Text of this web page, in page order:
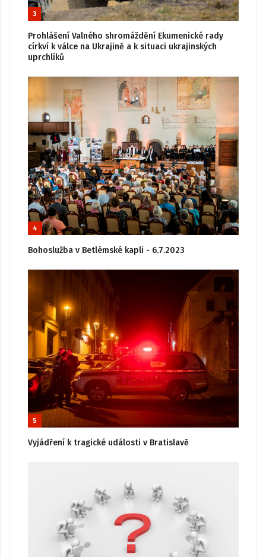
3
Prohlášení Valného shromáždění Ekumenické rady
církví k válce na Ukrajině a k situaci ukrajinských
uprchlíků
4
Bohoslužba v Betlémské kapli - 6.7.2023
5
Vyjádření k tragické události v Bratislavě